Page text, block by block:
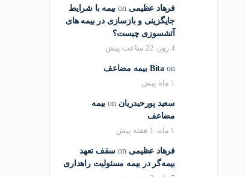
فرهاد عظیمی
بیمه با شرایط
جایگزینی و بازسازی در بیمه های
آتشسوزی چیست؟
4 روز، 22 ساعت پیش
Bita on
بیمه مضاعف
1 ماه پیش
سعید پورحیدریان
بیمه
مضاعف
1 ماه، 1 هفته پیش
فرهاد عظیمی
سقف تعهد
بیمه‌گر در بیمه مسئولیت راهداری